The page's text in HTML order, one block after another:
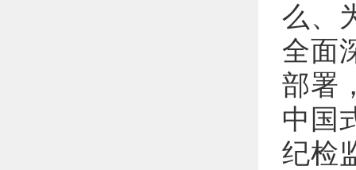
么、
全面
部署
中国
纪检